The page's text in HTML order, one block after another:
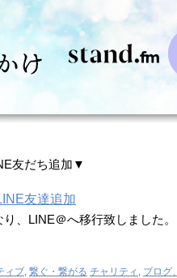
友だち追加▼
、LINE＠へ移行致しました。
ィブ, 繋ぐ・繋がる チャリティ , ブログ、